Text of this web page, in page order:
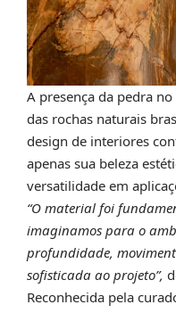
A presença da pedra
das rochas naturais
design de interiores
apenas sua beleza
versatilidade em
“O material foi
imaginamos para o
profundidade,
sofisticada ao projeto”,
Reconhecida pela